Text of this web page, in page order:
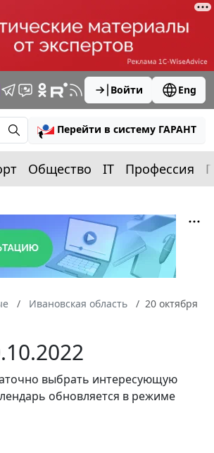
Войти Eng
Перейти в систему ГАРАНТ
Общество IT Профессия
Ивановская область
20 октября
выбрать интересующую
обновляется в режиме